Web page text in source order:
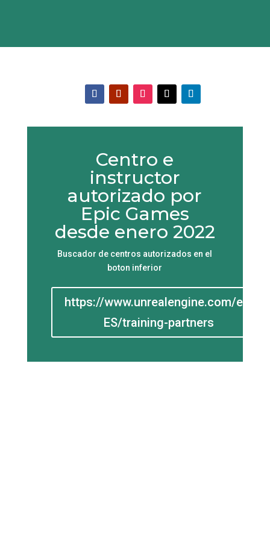
Centro e
instructor
autorizado por
Epic Games
desde enero 2022
Buscador de centros autorizados en el
boton inferior
https://www.unrealengine.com/es-
ES/training-partners